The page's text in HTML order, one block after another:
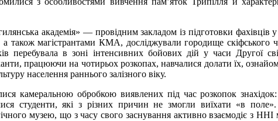
академія» — провідним закладом із підготовки фахівців
також магістрантами КМА, досліджували городище скіфського
перебувала в зоні інтенсивних бойових дій у часи Другої
працюючи на чотирьох розкопах, навчалися долати їх,
населення раннього залізного віку.
камеральною обробкою виявлених під час розкопок
студенти, які з різних причин не змогли виїхати «в
музею, що з часу свого заснування активно взаємодіє з ННІ